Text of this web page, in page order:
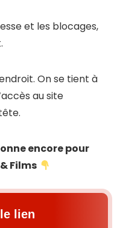
et les blocages,
On se tient à
au site
encore pour
Films
lien